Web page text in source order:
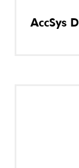
AccSys